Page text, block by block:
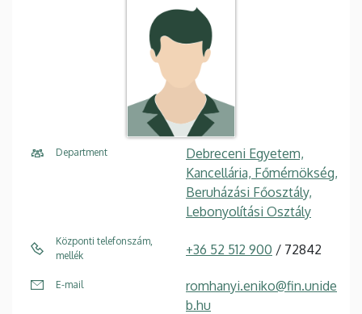
Department
Debreceni Egyetem,
Kancellária, Főmérnökség,
Beruházási Főosztály,
Lebonyolítási Osztály
Központi telefonszám,
mellék
+36 52 512 900 / 72842
E-mail
romhanyi.eniko@fin.unide
b.hu